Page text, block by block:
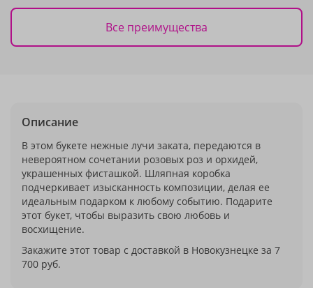
Все преимущества
Описание
В этом букете нежные лучи заката, передаются в
невероятном сочетании розовых роз и орхидей,
украшенных фисташкой. Шляпная коробка
подчеркивает изысканность композиции, делая ее
идеальным подарком к любому событию. Подарите
этот букет, чтобы выразить свою любовь и
восхищение.
Закажите этот товар с доставкой в Новокузнецке за 7
700 руб.